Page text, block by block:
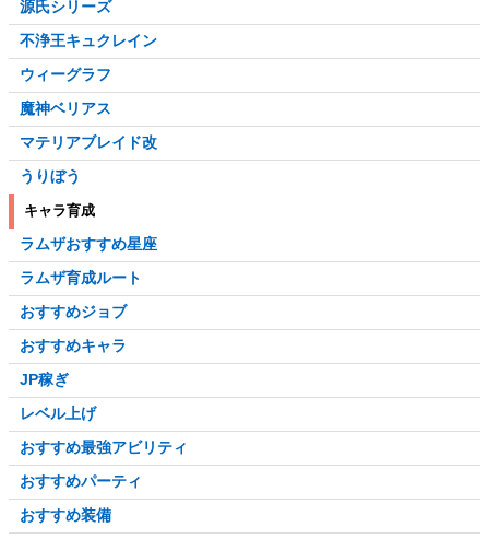
源氏シリーズ
不浄王キュクレイン
ウィーグラフ
魔神ベリアス
マテリアブレイド改
うりぼう
キャラ育成
ラムザおすすめ星座
ラムザ育成ルート
おすすめジョブ
おすすめキャラ
JP稼ぎ
レベル上げ
おすすめ最強アビリティ
おすすめパーティ
おすすめ装備